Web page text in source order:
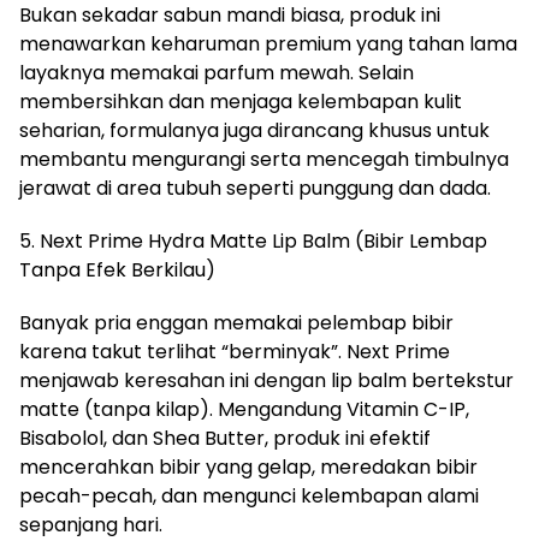
​Bukan sekadar sabun mandi biasa, produk ini
menawarkan keharuman premium yang tahan lama
layaknya memakai parfum mewah. Selain
membersihkan dan menjaga kelembapan kulit
seharian, formulanya juga dirancang khusus untuk
membantu mengurangi serta mencegah timbulnya
jerawat di area tubuh seperti punggung dan dada.
​5. Next Prime Hydra Matte Lip Balm (Bibir Lembap
Tanpa Efek Berkilau)
​Banyak pria enggan memakai pelembap bibir
karena takut terlihat “berminyak”. Next Prime
menjawab keresahan ini dengan lip balm bertekstur
matte (tanpa kilap). Mengandung Vitamin C-IP,
Bisabolol, dan Shea Butter, produk ini efektif
mencerahkan bibir yang gelap, meredakan bibir
pecah-pecah, dan mengunci kelembapan alami
sepanjang hari.